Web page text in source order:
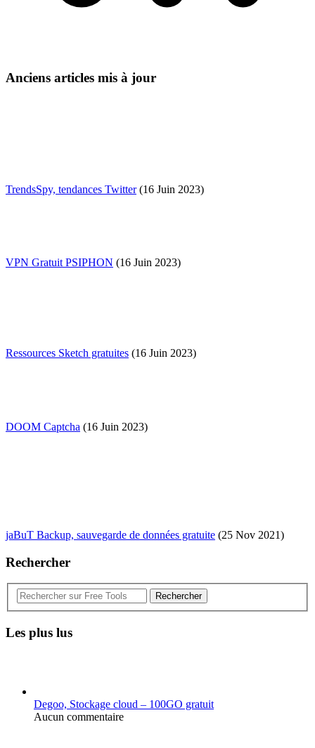
Anciens articles mis à jour
TrendsSpy, tendances Twitter(16 Juin 2023)
VPN Gratuit PSIPHON (16 Juin 2023)
Ressources Sketch gratuites (16 Juin 2023)
DOOM Captcha (16 Juin 2023)
jaBuT Backup, sauvegarde de données gratuite (25 Nov 2021)
Rechercher
Rechercher
Les plus lus
Degoo, Stockage cloud – 100GO gratuit
Aucun commentaire